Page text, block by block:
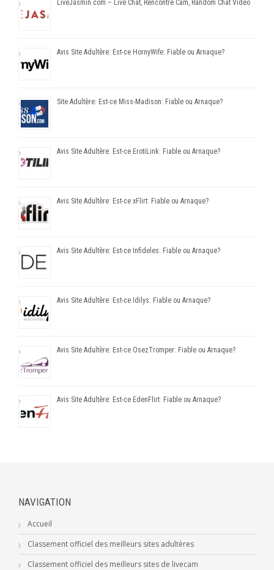
LiveJasmin.com – Live Chat, Rencontre Cam, Random Chat Video
Avis Site Adultère: Est-ce HornyWife: Fiable ou Arnaque?
Site Adultère: Est-ce Miss-Madison: Fiable ou Arnaque?
Avis Site Adultère: Est-ce ErotiLink: Fiable ou Arnaque?
Avis Site Adultère: Est-ce xFlirt: Fiable ou Arnaque?
Avis Site Adultère: Est-ce Infideles: Fiable ou Arnaque?
Avis Site Adultère: Est-ce Idilys: Fiable ou Arnaque?
Avis Site Adultère: Est-ce OsezTromper: Fiable ou Arnaque?
Avis Site Adultère: Est-ce EdenFlirt: Fiable ou Arnaque?
NAVIGATION
Accueil
Classement officiel des meilleurs sites adultères
Classement officiel des meilleurs sites de livecam